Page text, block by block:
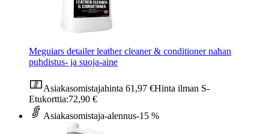
Meguiars detailer leather cleaner & conditioner nahan
puhdistus- ja suoja-aine
Asiakasomistajahinta 61,97 €Hinta ilman S-
Etukorttia:72,90 €
Asiakasomistaja-alennus-15 %